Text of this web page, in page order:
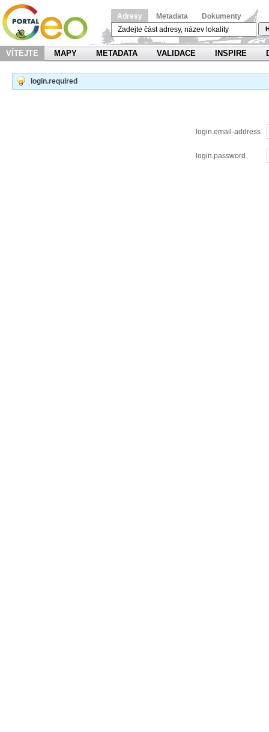
Adresy Metadata Dokumenty
VÍTEJTE MAPY METADATA VALIDACE INSPIRE
login.required
login.email-address
login.password